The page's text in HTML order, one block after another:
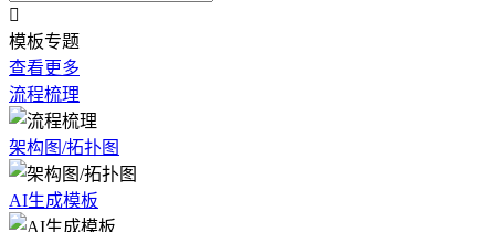

模板专题
查看更多
流程梳理
架构图/拓扑图
AI生成模板